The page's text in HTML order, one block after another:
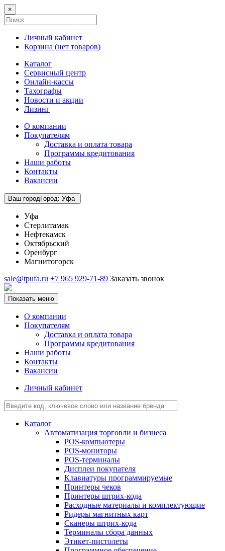
×
Личный кабинет
Корзина (нет товаров)
Каталог
Сервисный центр
Онлайн-кассы
Тахографы
Новости и акции
Лизинг
О компании
Покупателям
Доставка и оплата товара
Программы кредитования
Наши работы
Контакты
Вакансии
Ваш городГород: Уфа
Уфа
Стерлитамак
Нефтекамск
Октябрьский
Оренбург
Магнитогорск
sale@tpufa.ru +7 965 929-71-89 Заказать звонок
Показать меню
О компании
Покупателям
Доставка и оплата товара
Программы кредитования
Наши работы
Контакты
Вакансии
Личный кабинет
Каталог
Автоматизация торговли и бизнеса
POS-компьютеры
POS-мониторы
POS-терминалы
Дисплеи покупателя
Клавиатуры программируемые
Принтеры чеков
Принтеры штрих-кода
Расходные материалы и комплектующие
Ридеры магнитных карт
Сканеры штрих-кода
Терминалы сбора данных
Этикет-пистолеты